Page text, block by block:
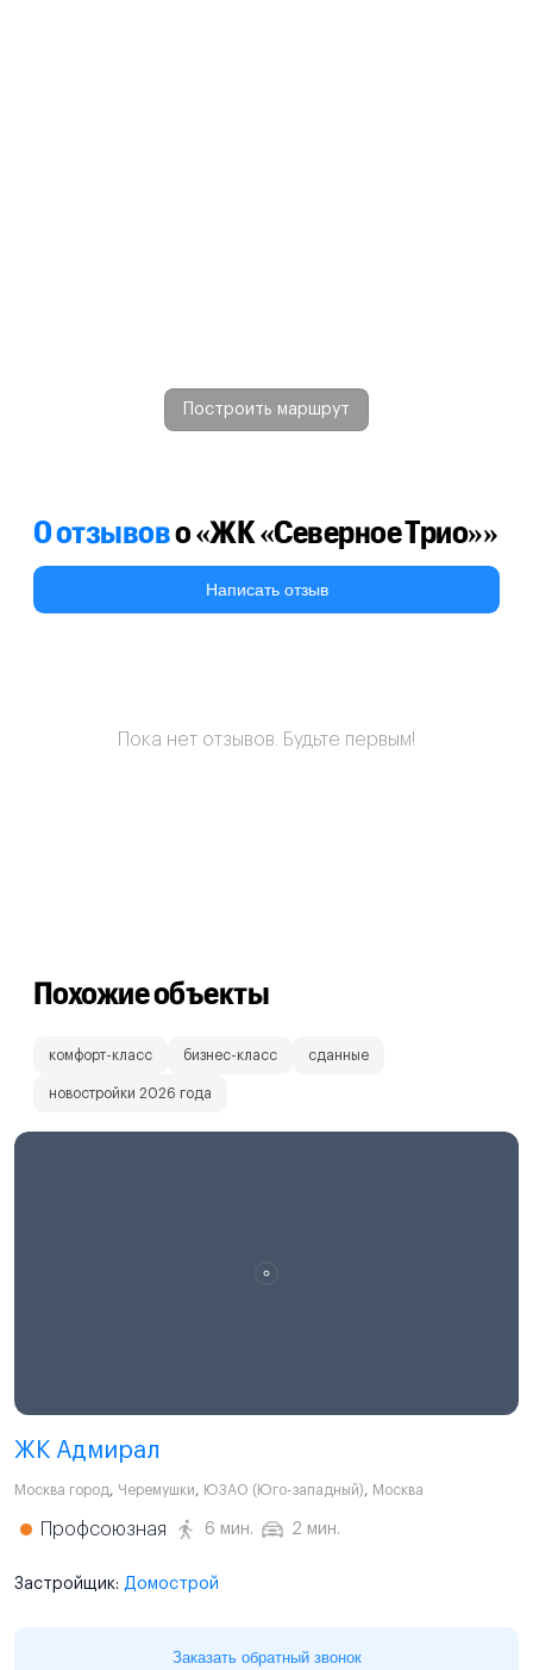
Построить маршрут
0 отзывово «ЖК «Северное Трио»»
Написать отзыв
Пока нет отзывов. Будьте первым!
Похожие объекты
комфорт-класс бизнес-класс сданные
новостройки 2026 года
ЖК Адмирал
Москва город, Черемушки, ЮЗАО (Юго-западный), Москва
Профсоюзная 6 мин. 2 мин.
Застройщик: Домострой
Заказать обратный звонок